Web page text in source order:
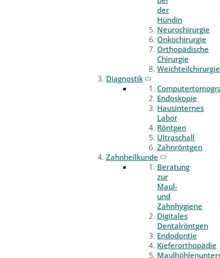
der
Hündin
Neurochirurgie
Onkochirurgie
Orthopädische
Chirurgie
Weichteilchirurgie
Diagnostik
Endoskopie
Hausinternes
Labor
Röntgen
Ultraschall
Zahnröntgen
Zahnheilkunde
Beratung
zur
Maul-
und
Zahnhygiene
Digitales
Dentalröntgen
Endodontie
Kieferorthopädie